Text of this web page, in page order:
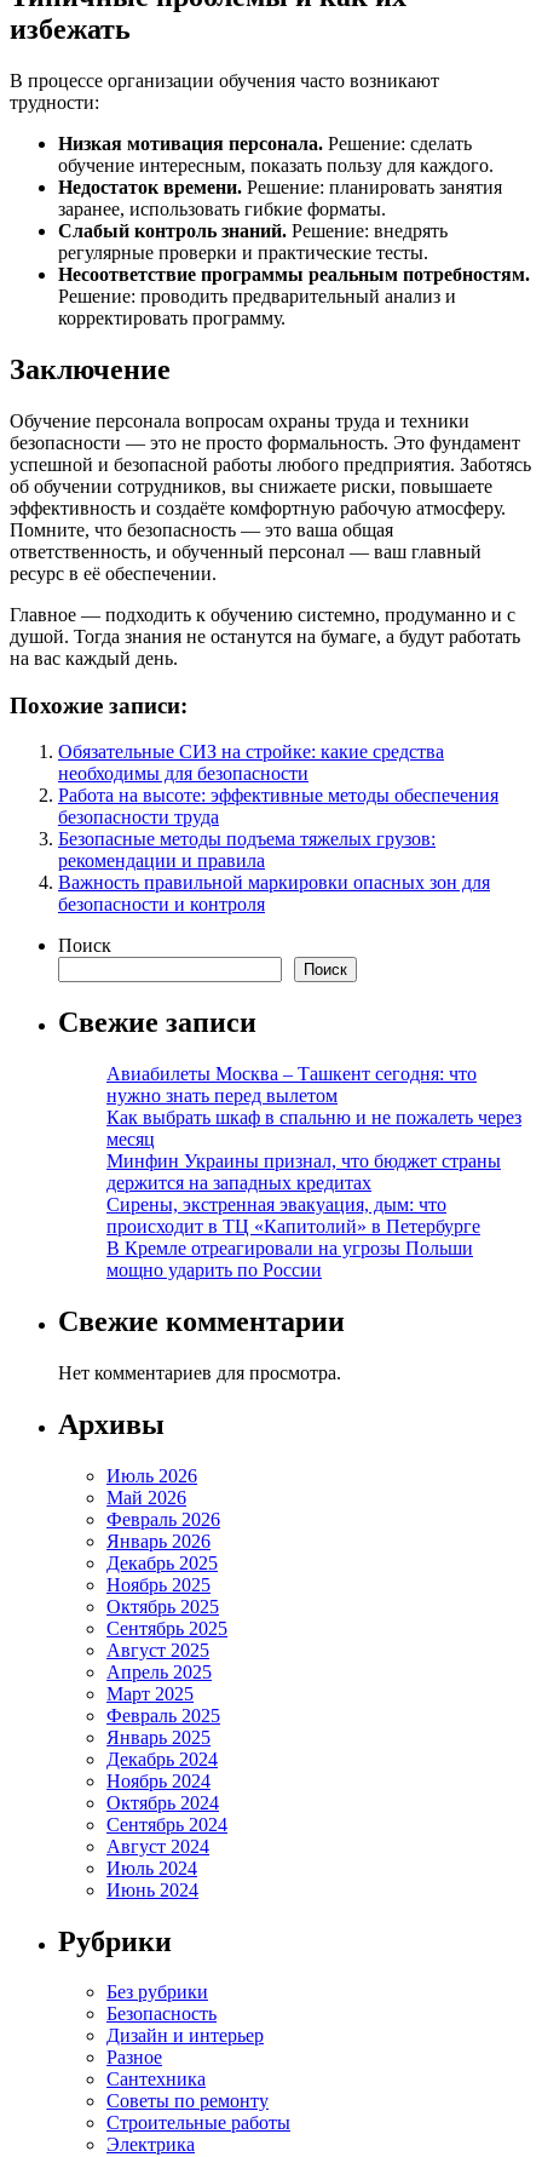
избежать
В процессе организации обучения часто возникают
трудности:
Низкая мотивация персонала. Решение: сделать
обучение интересным, показать пользу для каждого.
Недостаток времени. Решение: планировать занятия
заранее, использовать гибкие форматы.
Слабый контроль знаний. Решение: внедрять
регулярные проверки и практические тесты.
Несоответствие программы реальным потребностям.
Решение: проводить предварительный анализ и
корректировать программу.
Заключение
Обучение персонала вопросам охраны труда и техники
безопасности — это не просто формальность. Это фундамент
успешной и безопасной работы любого предприятия. Заботясь
об обучении сотрудников, вы снижаете риски, повышаете
эффективность и создаёте комфортную рабочую атмосферу.
Помните, что безопасность — это ваша общая
ответственность, и обученный персонал — ваш главный
ресурс в её обеспечении.
Главное — подходить к обучению системно, продуманно и с
душой. Тогда знания не останутся на бумаге, а будут работать
на вас каждый день.
Похожие записи:
Обязательные СИЗ на стройке: какие средства
необходимы для безопасности
Работа на высоте: эффективные методы обеспечения
безопасности труда
Безопасные методы подъема тяжелых грузов:
рекомендации и правила
Важность правильной маркировки опасных зон для
безопасности и контроля
Поиск
Поиск
Свежие записи
Авиабилеты Москва – Ташкент сегодня: что
нужно знать перед вылетом
Как выбрать шкаф в спальню и не пожалеть через
месяц
Минфин Украины признал, что бюджет страны
держится на западных кредитах
Сирены, экстренная эвакуация, дым: что
происходит в ТЦ «Капитолий» в Петербурге
В Кремле отреагировали на угрозы Польши
мощно ударить по России
Свежие комментарии
Нет комментариев для просмотра.
Архивы
Июль 2026
Май 2026
Февраль 2026
Январь 2026
Декабрь 2025
Ноябрь 2025
Октябрь 2025
Сентябрь 2025
Август 2025
Апрель 2025
Март 2025
Февраль 2025
Январь 2025
Декабрь 2024
Ноябрь 2024
Октябрь 2024
Сентябрь 2024
Август 2024
Июль 2024
Июнь 2024
Рубрики
Без рубрики
Безопасность
Дизайн и интерьер
Разное
Сантехника
Советы по ремонту
Строительные работы
Электрика